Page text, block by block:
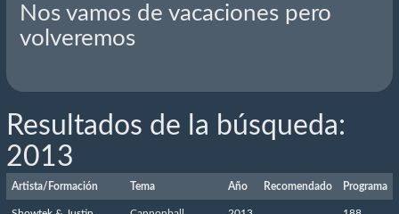
Nos vamos de vacaciones pero
volveremos
Resultados de la búsqueda:
2013
Artista/Formación Tema Año Recomendado Programa